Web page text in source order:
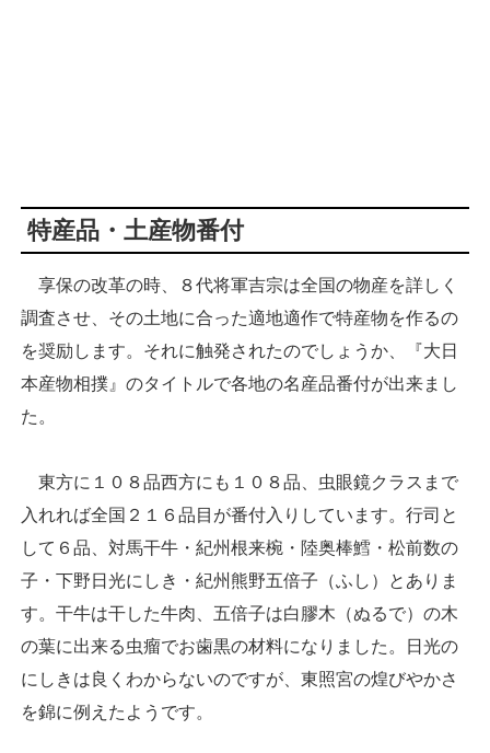
特産品・土産物番付
享保の改革の時、８代将軍吉宗は全国の物産を詳しく
調査させ、その土地に合った適地適作で特産物を作るの
を奨励します。それに触発されたのでしょうか、『大日
本産物相撲』のタイトルで各地の名産品番付が出来まし
た。
東方に１０８品西方にも１０８品、虫眼鏡クラスまで
入れれば全国２１６品目が番付入りしています。行司と
して６品、対馬干牛・紀州根来椀・陸奥棒鱈・松前数の
子・下野日光にしき・紀州熊野五倍子（ふし）とありま
す。干牛は干した牛肉、五倍子は白膠木（ぬるで）の木
の葉に出来る虫瘤でお歯黒の材料になりました。日光の
にしきは良くわからないのですが、東照宮の煌びやかさ
を錦に例えたようです。